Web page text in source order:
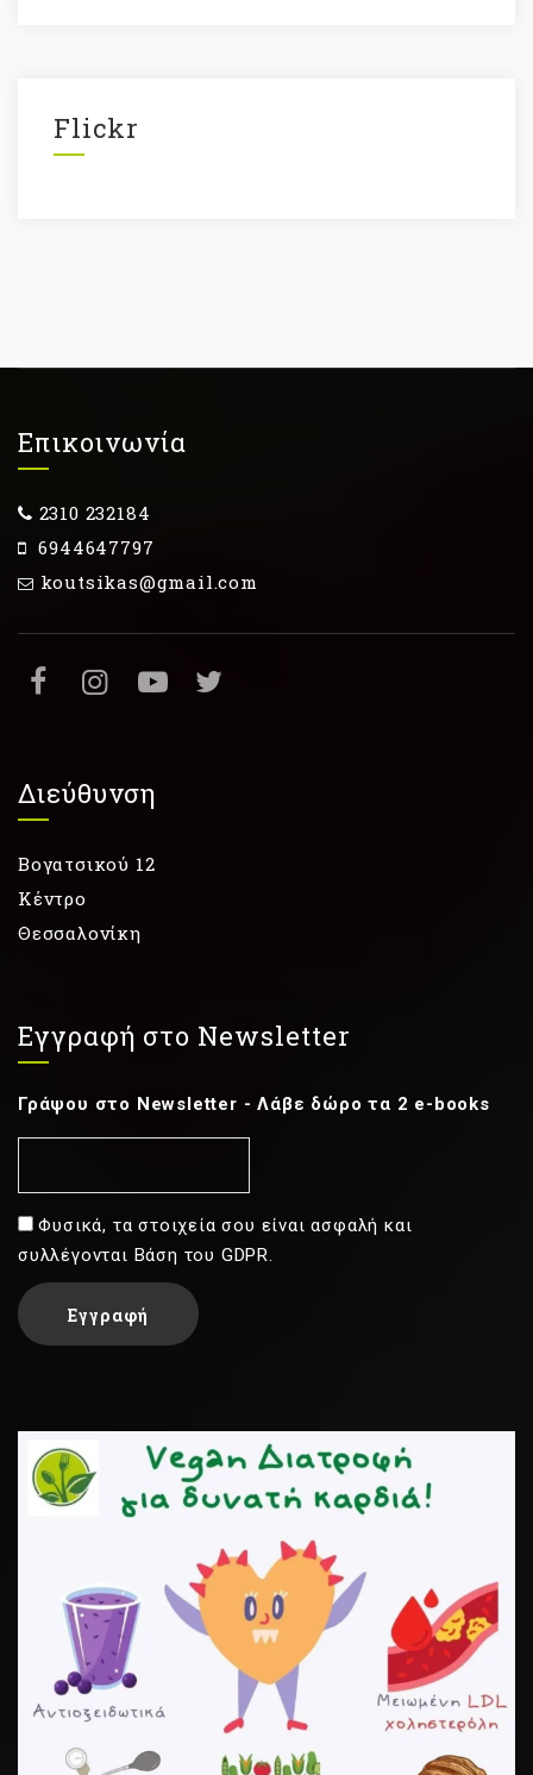
Flickr
Επικοινωνία
2310 232184
6944647797
koutsikas@gmail.com
Διεύθυνση
Βογατσικού 12
Κέντρο
Θεσσαλονίκη
Εγγραφή στο Newsletter
Γράψου στο Newsletter - Λάβε δώρο τα 2 e-books
Φυσικά, τα στοιχεία σου είναι ασφαλή και
συλλέγονται Βάση του GDPR.